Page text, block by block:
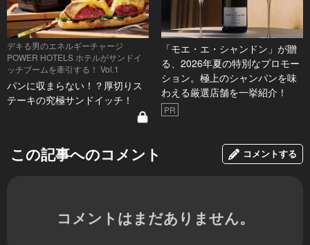
デキる男のエネルギーチャージ
POWER HOTELS ホテルがサンドイ
ッチブームを牽引する！ Vol.1
パンに収まらない！？厚切りス
テーキの究極サンドイッチ！
「モエ・エ・シャンドン」が贈
る、2026年夏の特別なプロモー
ション。極上のシャンパンを味
わえる厳選店舗を一挙紹介！
PR
この記事へのコメント コメントする
コメントはまだありません。